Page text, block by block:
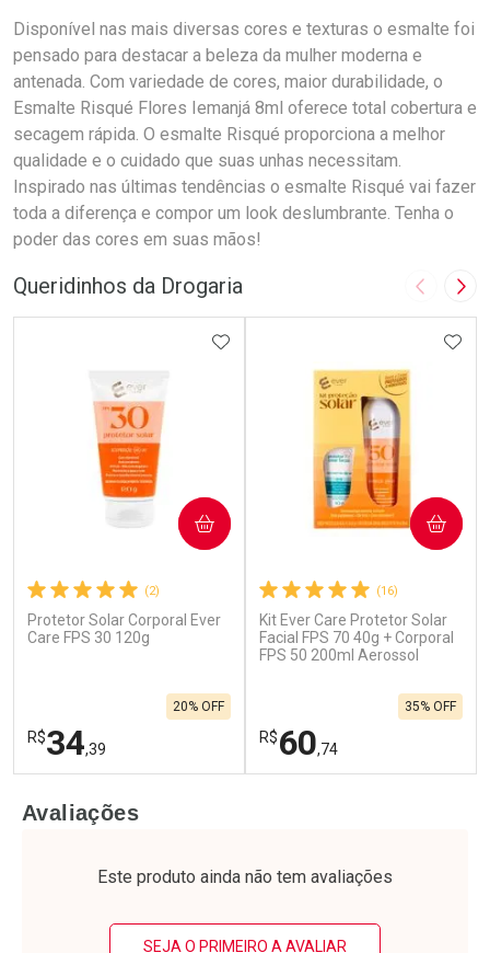
Disponível nas mais diversas cores e texturas o esmalte foi
pensado para destacar a beleza da mulher moderna e
antenada. Com variedade de cores, maior durabilidade, o
Esmalte Risqué Flores Iemanjá 8ml oferece total cobertura e
secagem rápida. O esmalte Risqué proporciona a melhor
qualidade e o cuidado que suas unhas necessitam.
Inspirado nas últimas tendências o esmalte Risqué vai fazer
toda a diferença e compor um look deslumbrante. Tenha o
poder das cores em suas mãos!
Queridinhos da Drogaria Imagem
(2)
Protetor Solar Corporal Ever
Care FPS 30 120g
R$34,39
20% OFF
ADICIONAR AOS FAVORITOS
COMPRAR
Laboratório
Por Menos
(16)
Kit Ever Care Protetor Solar
Facial FPS 70 40g + Corporal
FPS 50 200ml Aerossol
R$60,74
35% OFF
COMPRAR
Laboratório
Por Menos
Avaliações
Este produto ainda não tem avaliações
SEJA O PRIMEIRO A AVALIAR